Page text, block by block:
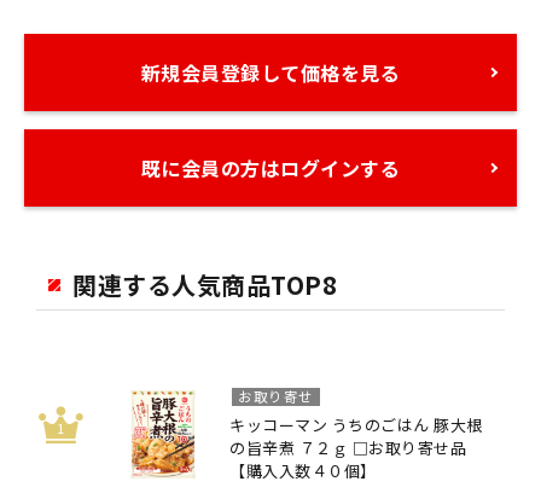
新規会員登録して価格を見る
既に会員の方はログインする
関連する人気商品TOP8
キッコーマン うちのごはん 豚大根
の旨辛煮 ７２ｇ □お取り寄せ品
【購入入数４０個】
お取り寄せ